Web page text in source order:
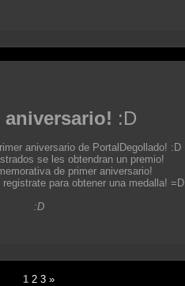
aniversario! :D
aniversario de PortalDegollado! :D
se les obtendran un premio!
de primer aniversario!
para obtener una medalla! =D
:D
1 2 3 »